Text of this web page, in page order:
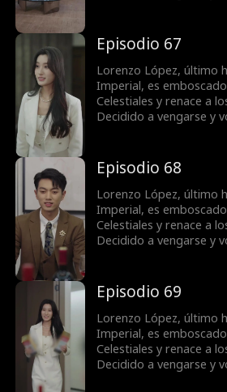
quienes lo despreciaron
Samantha Salazar.
de la familia Vega,
Valeriano y se convierte
destacada.
Episodio 67
Lorenzo López, último
Imperial, es
Celestiales y renace a
Decidido a vengarse y
quienes lo despreciaron
Samantha Salazar.
de la familia Vega,
Valeriano y se convierte
destacada.
Episodio 68
Lorenzo López, último
Imperial, es
Celestiales y renace a
Decidido a vengarse y
quienes lo despreciaron
Samantha Salazar.
de la familia Vega,
Valeriano y se convierte
destacada.
Episodio 69
Lorenzo López, último
Imperial, es
Celestiales y renace a
Decidido a vengarse y